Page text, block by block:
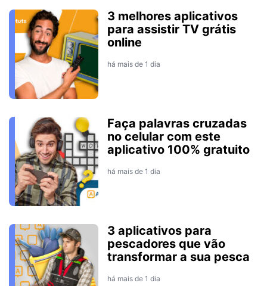
3 melhores aplicativos
para assistir TV grátis
online
há mais de 1 dia
Faça palavras cruzadas
no celular com este
aplicativo 100% gratuito
há mais de 1 dia
3 aplicativos para
pescadores que vão
transformar a sua pesca
há mais de 1 dia